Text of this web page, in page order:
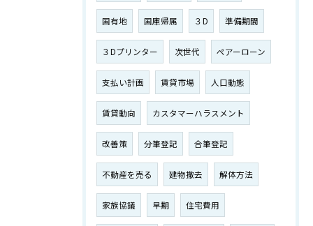
国有地 国庫帰属 ３D 準備期間
３Dプリンター 次世代 ペアーローン
支払い計画 賃貸市場 人口動態
賃貸動向 カスタマーハラスメント
改善策 分筆登記 合筆登記
不動産を売る 建物撤去 解体方法
家族協議 早期 住宅費用